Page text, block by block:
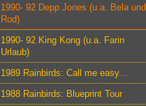
1990- 92 Depp Jones (u.a. Bela und
Rod)
1990- 92 King Kong (u.a. Farin
Urlaub)
1989 Rainbirds: Call me easy...
1988 Rainbirds: Blueprint Tour